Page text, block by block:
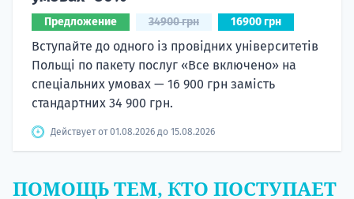
Предложение 34900 грн 16900 грн
Вступайте до одного із провідних університетів
Польщі по пакету послуг «Все включено» на
спеціальних умовах — 16 900 грн замість
стандартних 34 900 грн.
Действует от 01.08.2026 до 15.08.2026
ПОМОЩЬ ТЕМ, КТО ПОСТУПАЕТ